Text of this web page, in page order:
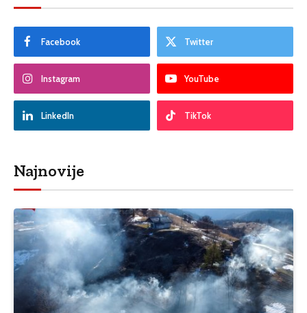
Facebook Twitter
Instagram YouTube
LinkedIn TikTok
Najnovije